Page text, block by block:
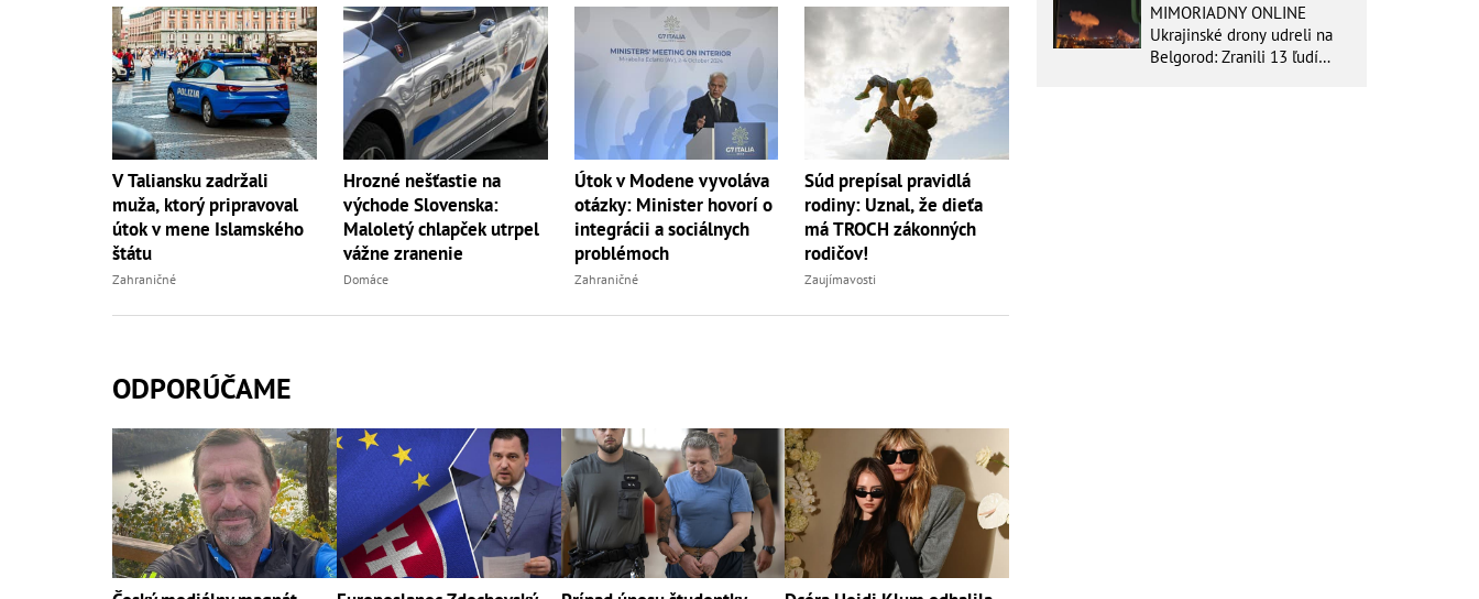
V Taliansku zadržali
muža, ktorý pripravoval
útok v mene Islamského
štátu
Zahraničné
Hrozné nešťastie na
východe Slovenska:
Maloletý chlapček utrpel
vážne zranenie
Domáce
Útok v Modene vyvoláva
otázky: Minister hovorí o
integrácii a sociálnych
problémoch
Zahraničné
Súd prepísal pravidlá
rodiny: Uznal, že dieťa
má TROCH zákonných
rodičov!
Zaujímavosti
ODPORÚČAME
MIMORIADNY ONLINE
Ukrajinské drony udreli na
Belgorod: Zranili 13 ľudí